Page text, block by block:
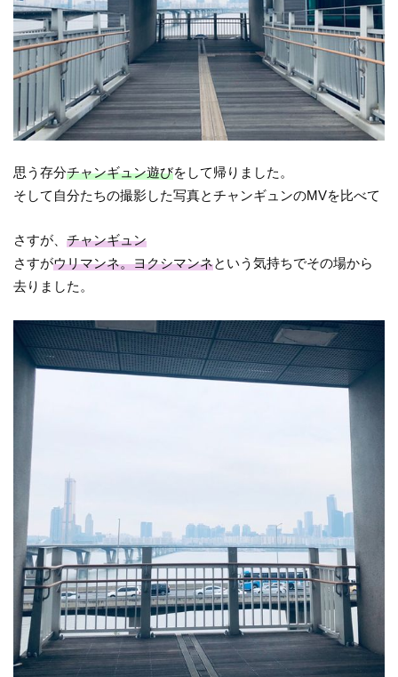
思う存分チャンギュン遊びをして帰りました。
そして自分たちの撮影した写真とチャンギュンのMVを比べて
さすが、チャンギュン
さすがウリマンネ。ヨクシマンネという気持ちでその場から
去りました。